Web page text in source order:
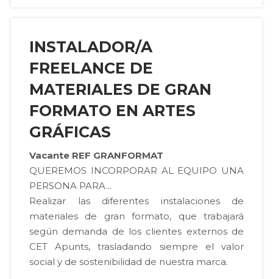
INSTALADOR/A
FREELANCE DE
MATERIALES DE GRAN
FORMATO EN ARTES
GRÁFICAS
Vacante REF GRANFORMAT
QUEREMOS INCORPORAR AL EQUIPO UNA
PERSONA PARA...
Realizar las diferentes instalaciones de
materiales de gran formato, que trabajará
según demanda de los clientes externos de
CET Apunts, trasladando siempre el valor
social y de sostenibilidad de nuestra marca.